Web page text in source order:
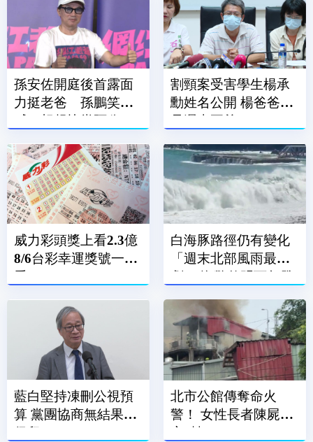
孫安佐開庭後首露面
力挺老爸 孫鵬笑
喊：想趕快當阿公
割頸案受害學生楊承
勳姓名公開 楊爸爸：
是遲來正義
威力彩頭獎上看2.3億
8/6台彩幸運獎號一次
看
白海豚路徑仍有變化
「週末北部風雨最
劇」 海警估明下午發
藍白堅持凍刪公視預
算 黨團協商無結果全
保留
北市公館傳奪命火
警！ 女性長者陳屍民
宅2樓